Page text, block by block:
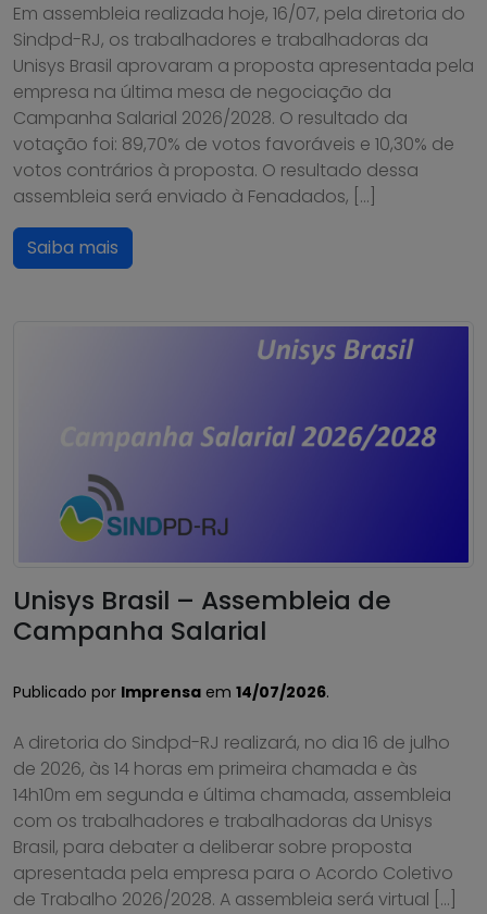
Em assembleia realizada hoje, 16/07, pela diretoria do
Sindpd-RJ, os trabalhadores e trabalhadoras da
Unisys Brasil aprovaram a proposta apresentada pela
empresa na última mesa de negociação da
Campanha Salarial 2026/2028. O resultado da
votação foi: 89,70% de votos favoráveis e 10,30% de
votos contrários à proposta. O resultado dessa
assembleia será enviado à Fenadados, […]
Saiba mais
Unisys Brasil – Assembleia de
Campanha Salarial
Publicado por Imprensa em 14/07/2026.
A diretoria do Sindpd-RJ realizará, no dia 16 de julho
de 2026, às 14 horas em primeira chamada e às
14h10m em segunda e última chamada, assembleia
com os trabalhadores e trabalhadoras da Unisys
Brasil, para debater a deliberar sobre proposta
apresentada pela empresa para o Acordo Coletivo
de Trabalho 2026/2028. A assembleia será virtual […]